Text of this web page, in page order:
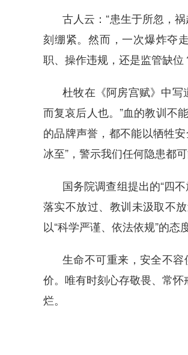
古人云：“患生于所忽，
刻绷紧。然而，一次爆炸夺
职、操作违规，还是监管缺位
杜牧在《阿房宫赋》中写
而复哀后人也。”血的教训不
的品牌声誉，都不能以牺牲
冰至”，警示我们任何隐患都
国务院调查组提出的“四
落实不放过、教训未汲取不
以“科学严谨、依法依规”的态
生命不可重来，安全不
价。唯有时刻心存敬畏、常
烂。